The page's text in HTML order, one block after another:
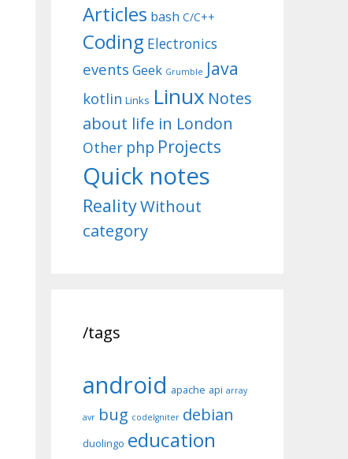
Articles bash C/C++
Coding Electronics
events Geek Grumble Java
kotlin Links Linux Notes
about life in London
Other php Projects
Quick notes
RealityWithout
category
/tags
android apache api array
avr bug codeIgniter debian
duolingo education